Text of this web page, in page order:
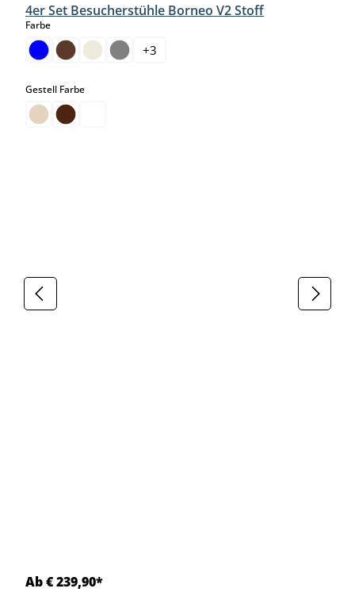
4er Set Besucherstühle Borneo V2 Stoff
Farbeauswählen
+3
Gestell Farbeauswählen
Ab € 239,90*